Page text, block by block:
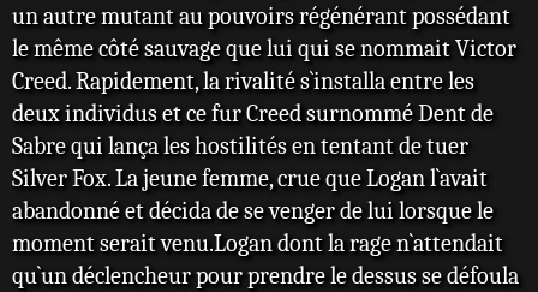
un autre mutant au pouvoirs régénérant possédant
le même côté sauvage que lui qui se nommait Victor
Creed. Rapidement, la rivalité s`installa entre les
deux individus et ce fur Creed surnommé Dent de
Sabre qui lança les hostilités en tentant de tuer
Silver Fox. La jeune femme, crue que Logan l`avait
abandonné et décida de se venger de lui lorsque le
moment serait venu.Logan dont la rage n`attendait
qu`un déclencheur pour prendre le dessus se défoula